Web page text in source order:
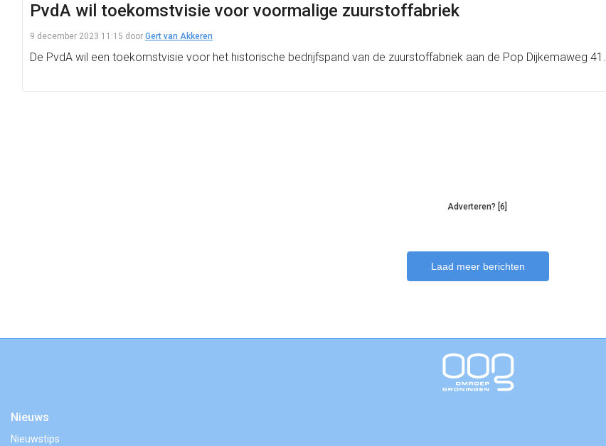
PvdA wil toekomstvisie voor voormalige zuurstoffabriek
9 december 2023 11:15 door Gert van Akkeren
De PvdA wil een toekomstvisie voor het historische bedrijfspand van de zuurstoffabriek aan de Pop Dijkemaweg 41.
Adverteren? [6]
Laad meer berichten
Nieuws
Nieuwstips